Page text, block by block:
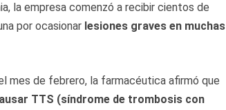
la empresa comenzó a recibir cientos de
por ocasionar lesiones graves en muchas
mes de febrero, la farmacéutica afirmó que
TTS (síndrome de trombosis con